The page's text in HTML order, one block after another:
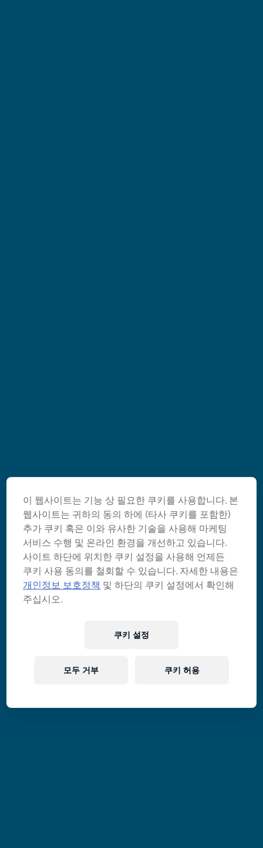
이 웹사이트는 기능 상 필요한 쿠키를 사용합니다. 본
웹사이트는 귀하의 동의 하에 (타사 쿠키를 포함한)
추가 쿠키 혹은 이와 유사한 기술을 사용해 마케팅
서비스 수행 및 온라인 환경을 개선하고 있습니다.
사이트 하단에 위치한 쿠키 설정을 사용해 언제든
쿠키 사용 동의를 철회할 수 있습니다. 자세한 내용은
개인정보 보호정책 및 하단의 쿠키 설정에서 확인해
주십시오.
쿠키 설정
모두 거부 쿠키 허용